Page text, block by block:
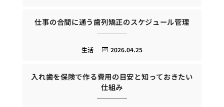
仕事の合間に通う歯列矯正のスケジュール管理
2026.04.25
生活
入れ歯を保険で作る費用の目安と知っておきたい
仕組み